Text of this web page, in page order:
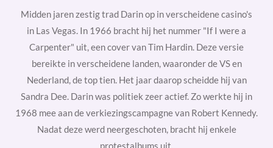
Midden jaren zestig trad Darin op in verscheidene casino's
in Las Vegas. In 1966 bracht hij het nummer "If I were a
Carpenter" uit, een cover vanTim Hardin. Deze versie
bereikte in verscheidene landen, waaronder de VS en
Nederland, de top tien. Het jaar daarop scheidde hij van
Sandra Dee. Darin was politiek zeer actief. Zo werkte hij in
1968 mee aan de verkiezingscampagne van Robert Kennedy.
Nadat deze werd neergeschoten, bracht hij enkele
protestalbums uit.